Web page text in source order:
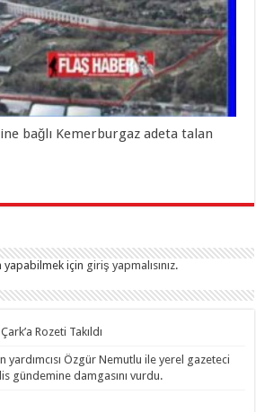
bağlı Kemerburgaz adeta talan
yapabilmek için giriş yapmalısınız.
Rozeti Takıldı
yardımcısı Özgür Nemutlu ile yerel gazeteci
gündemine damgasını vurdu.